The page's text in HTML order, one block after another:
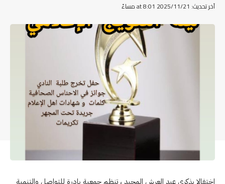
آخر تحديث: 2025/11/21 at 8:01 مساءً
اختفالا بذكرى عيد العرش المجيد ، تنظم جمعية بادرة للتواصل والتنمية